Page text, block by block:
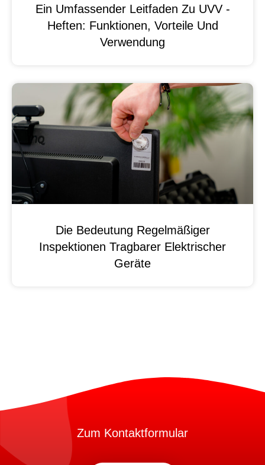
Ein Umfassender Leitfaden Zu UVV -
Heften: Funktionen, Vorteile Und
Verwendung
Die Bedeutung Regelmäßiger
Inspektionen Tragbarer Elektrischer
Geräte
Zum Kontaktformular